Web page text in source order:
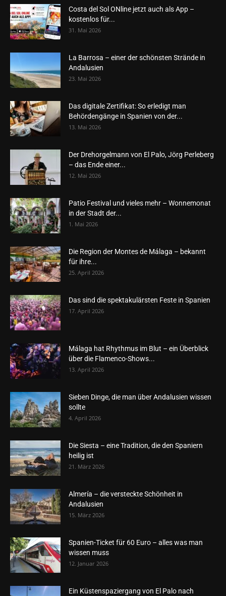
Costa del Sol ONline jetzt auch als App –
kostenlos für...
31. Mai 2026
La Barrosa – einer der schönsten Strände in
Andalusien
23. Mai 2026
Das digitale Zertifikat: So erledigt man
Behördengänge in Spanien von der...
13. Mai 2026
Der Drehorgelmann von El Palo, Jörg Perleberg
– das Ende einer...
12. Mai 2026
Patio Festival und vieles mehr – Wonnemonat
in der Stadt der...
1. Mai 2026
Die Region der Montes de Málaga – bekannt
für ihre...
25. April 2026
Das sind die spektakulärsten Feste in Spanien
17. April 2026
Málaga hat Rhythmus im Blut – ein Überblick
über die Flamenco-Shows...
13. April 2026
Sieben Dinge, die man über Andalusien wissen
sollte
4. April 2026
Die Siesta – eine Tradition, die den Spaniern
heilig ist
21. März 2026
Almería – die versteckte Schönheit in
Andalusien
15. März 2026
Spanien-Ticket für 60 Euro – alles was man
wissen muss
12. Januar 2026
Ein Küstenspaziergang von El Palo nach